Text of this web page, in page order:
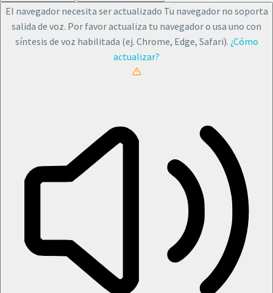
El navegador necesita ser actualizado Tu navegador no soporta
salida de voz. Por favor actualiza tu navegador o usa uno con
síntesis de voz habilitada (ej. Chrome, Edge, Safari). ¿Cómo
actualizar?